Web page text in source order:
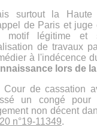
surtout la
de Paris et
motif légitime et
de travaux
à l'indécence
lors de
Cour de cassation
un congé
non décent
n°19-11349.